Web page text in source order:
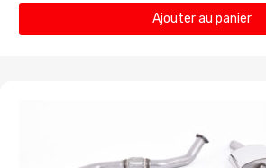
Ajouter au panier